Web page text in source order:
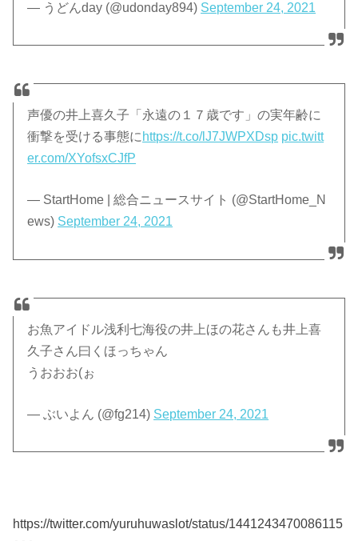
— うどんday (@udonday894) September 24, 2021
声優の井上喜久子「永遠の１７歳です」の実年齢に
衝撃を受ける事態に https://t.co/lJ7JWPXDsp pic.twitt
er.com/XYofsxCJfP
— StartHome | 総合ニュースサイト (@StartHome_N
ews) September 24, 2021
お魚アイドル浅利七海役の井上ほの花さんも井上喜
久子さん曰くほっちゃん
うおおお(ぉ
— ぶいよん (@fg214) September 24, 2021
https://twitter.com/yuruhuwaslot/status/1441243470086115